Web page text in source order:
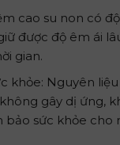
cao su non có
được độ êm ái
gian.
khỏe: Nguyên
gây dị ứng,
bảo sức khỏe cho